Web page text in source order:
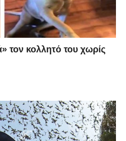
τον κολλητό του χωρίς